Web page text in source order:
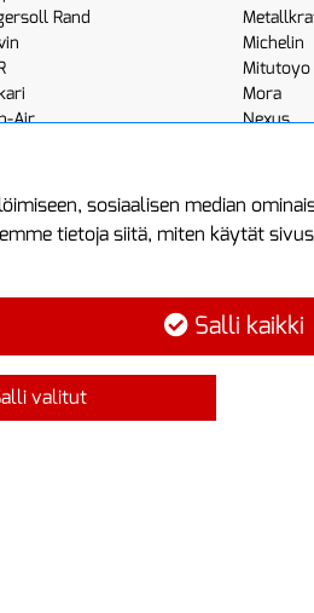
Rand
Air
Michelin
Mitutoyo
Mora
Nexus
Asiakastilini
Asiakastili
Luo tili
sosiaalisen median
tietoja siitä, miten käytät
Salli kaikki
valitut